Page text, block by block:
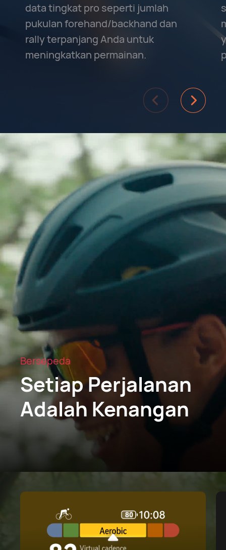
data tingkat pro seperti jumlah
pukulan forehand/backhand dan
rally terpanjang Anda untuk
meningkatkan permainan.
Bersepeda
Setiap Perjalanan
Adalah Kenangan